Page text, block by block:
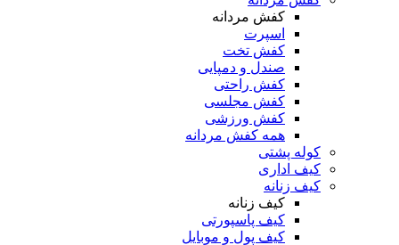
کفش مردانه
اسپرت
کفش تخت
صندل و دمپایی
کفش راحتی
کفش مجلسی
کفش ورزشی
همه کفش مردانه
کوله پشتی
کیف اداری
کیف زنانه
کیف زنانه
کیف پاسپورتی
کیف پول و موبایل